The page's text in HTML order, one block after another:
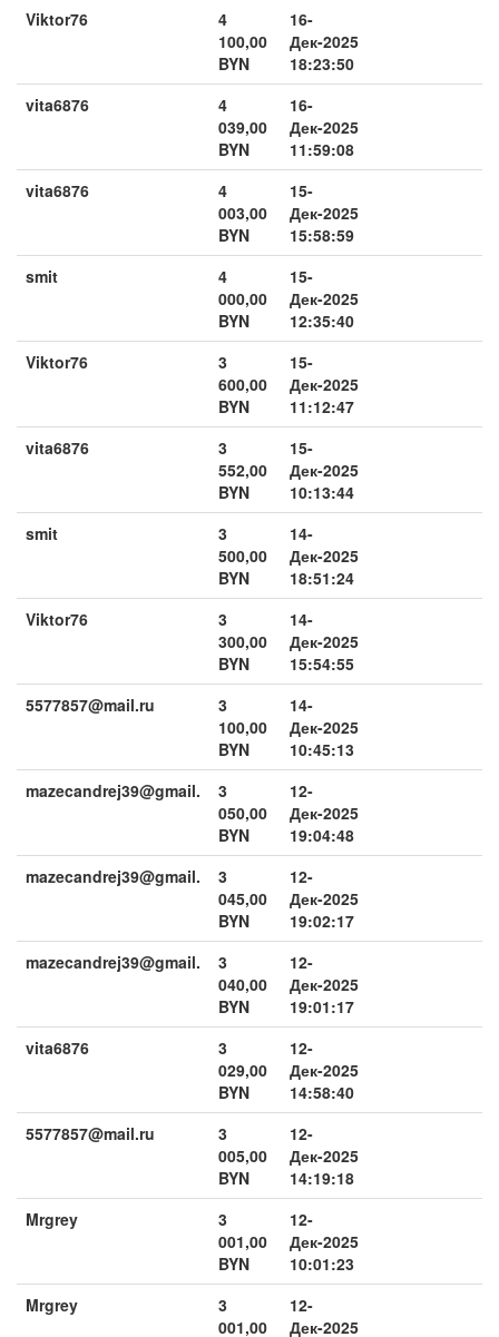
Viktor76
4
100,00
BYN
16-
Дек-2025
18:23:50
vita6876
4
039,00
BYN
16-
Дек-2025
11:59:08
vita6876
4
003,00
BYN
15-
Дек-2025
15:58:59
smit
4
000,00
BYN
15-
Дек-2025
12:35:40
Viktor76
3
600,00
BYN
15-
Дек-2025
11:12:47
vita6876
3
552,00
BYN
15-
Дек-2025
10:13:44
smit
3
500,00
BYN
14-
Дек-2025
18:51:24
Viktor76
3
300,00
BYN
14-
Дек-2025
15:54:55
5577857@mail.ru
3
100,00
BYN
14-
Дек-2025
10:45:13
mazecandrej39@gmail.
3
050,00
BYN
12-
Дек-2025
19:04:48
mazecandrej39@gmail.
3
045,00
BYN
12-
Дек-2025
19:02:17
mazecandrej39@gmail.
3
040,00
BYN
12-
Дек-2025
19:01:17
vita6876
3
029,00
BYN
12-
Дек-2025
14:58:40
5577857@mail.ru
3
005,00
BYN
12-
Дек-2025
14:19:18
Mrgrey
3
001,00
BYN
12-
Дек-2025
10:01:23
Mrgrey
3
001,00
12-
Дек-2025